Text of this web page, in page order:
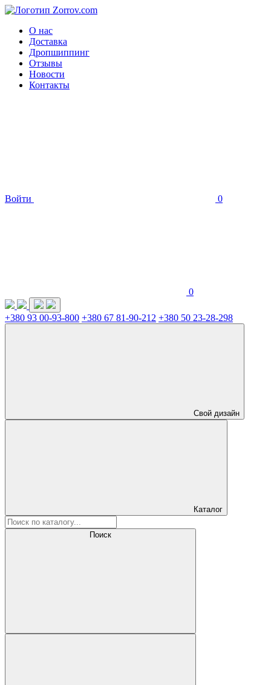
О нас
Доставка
Дропшиппинг
Отзывы
Новости
Контакты
Войти 0
0
+380 93 00-93-800 +380 67 81-90-212 +380 50 23-28-298
Свой дизайн
Каталог
Поиск